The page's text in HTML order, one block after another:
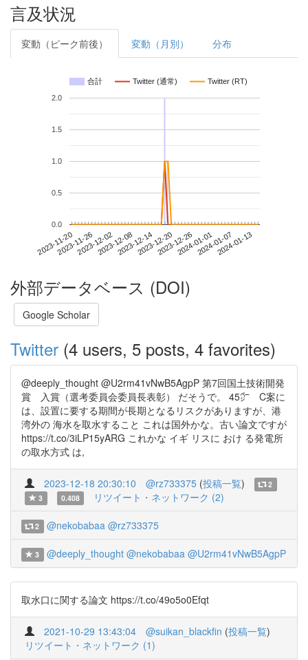
言及状況
変動（ピーク前後） 変動（月別） 分布
合計 Twitter (通常) Twitter (RT)
2023-11-202023-11-262023-12-022023-12-082023-12-142023-12-202023-12-262024-01-012024-01-072024-01-13
0.0
0.5
1.0
1.5
2.0
外部データベース (DOI)
Google Scholar
Twitter (4 users, 5 posts, 4 favorites)
@deeply_thought @U2rm41vNwB5AgpP 第7回国土技術開発
賞 入賞（選考委員会委員長表彰） だそうで。 45㌻ C案に
は、設置に要する期間が長期となるリスクがありますが、港
湾外の 海水を取水すること これは国外かな。古い論文ですが
https://t.co/3iLP15yARG これかな イギ リスに おけ る発電所
の取水方式 は,
2023-12-18 20:30:10 @rz733375 (投稿一覧)
2
3
0.408 リツイート・ネットワーク (2)
2 @nekobabaa @rz733375
3 @deeply_thought @nekobabaa @U2rm41vNwB5AgpP
取水口に関する論文 https://t.co/49o5o0Efqt
2021-10-29 13:43:04 @suikan_blackfin (投稿一覧)
リツイート・ネットワーク (1)